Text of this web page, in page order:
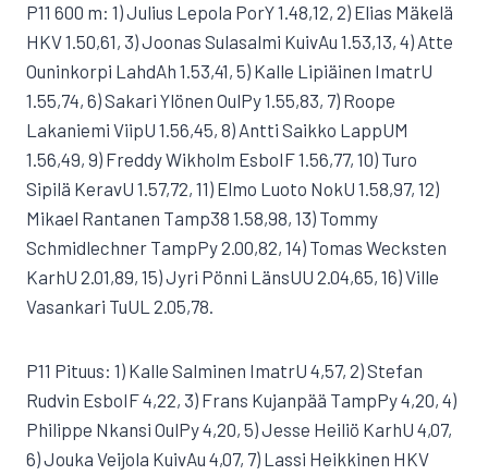
P11 600 m: 1) Julius Lepola PorY 1.48,12, 2) Elias Mäkelä
HKV 1.50,61, 3) Joonas Sulasalmi KuivAu 1.53,13, 4) Atte
Ouninkorpi LahdAh 1.53,41, 5) Kalle Lipiäinen ImatrU
1.55,74, 6) Sakari Ylönen OulPy 1.55,83, 7) Roope
Lakaniemi ViipU 1.56,45, 8) Antti Saikko LappUM
1.56,49, 9) Freddy Wikholm EsboIF 1.56,77, 10) Turo
Sipilä KeravU 1.57,72, 11) Elmo Luoto NokU 1.58,97, 12)
Mikael Rantanen Tamp38 1.58,98, 13) Tommy
Schmidlechner TampPy 2.00,82, 14) Tomas Wecksten
KarhU 2.01,89, 15) Jyri Pönni LänsUU 2.04,65, 16) Ville
Vasankari TuUL 2.05,78.
P11 Pituus: 1) Kalle Salminen ImatrU 4,57, 2) Stefan
Rudvin EsboIF 4,22, 3) Frans Kujanpää TampPy 4,20, 4)
Philippe Nkansi OulPy 4,20, 5) Jesse Heiliö KarhU 4,07,
6) Jouka Veijola KuivAu 4,07, 7) Lassi Heikkinen HKV